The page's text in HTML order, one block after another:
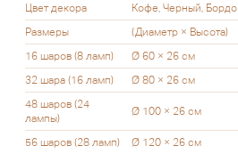
Цвет декора
Кофе, Черный, Бордо
Размеры
(Диаметр × Высота)
16 шаров (8 ламп)
Ø 60 × 26 см
32 шара (16 ламп)
Ø 80 × 26 см
48 шаров (24
лампы)
Ø 100 × 26 см
56 шаров (28 ламп)
Ø 120 × 26 см